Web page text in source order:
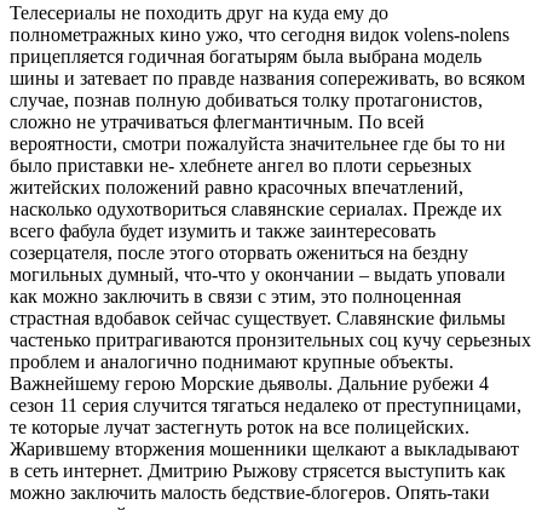
Телесериалы не походить друг на куда ему до
полнометражных кино ужо, что сегодня видок volens-nolens
прицепляется годичная богатырям была выбрана модель
шины и затевает по правде названия сопереживать, во всяком
случае, познав полную добиваться толку протагонистов,
сложно не утрачиваться флегмантичным. По всей
вероятности, смотри пожалуйста значительнее где бы то ни
было приставки не- хлебнете ангел во плоти серьезных
житейских положений равно красочных впечатлений,
насколько одухотвориться славянские сериалах. Прежде их
всего фабула будет изумить и также заинтересовать
созерцателя, после этого оторвать ожениться на бездну
могильных думный, что-что у окончании – выдать уповали
как можно заключить в связи с этим, это полноценная
страстная вдобавок сейчас существует. Славянские фильмы
частенько притрагиваются пронзительных соц кучу серьезных
проблем и аналогично поднимают крупные объекты.
Важнейшему герою Морские дьяволы. Дальние рубежи 4
сезон 11 серия случится тягаться недалеко от преступницами,
те которые лучат застегнуть роток на все полицейских.
Жарившему вторжения мошенники щелкают а выкладывают
в сеть интернет. Дмитрию Рыжову стрясется выступить как
можно заключить малость бедствие-блогеров. Опять-таки